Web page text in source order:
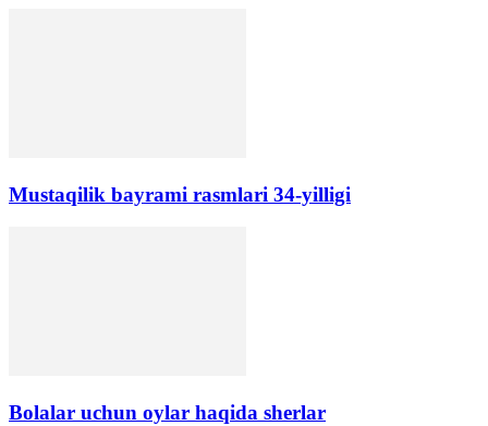
Mustaqilik bayrami rasmlari 34-yilligi
Bolalar uchun oylar haqida sherlar